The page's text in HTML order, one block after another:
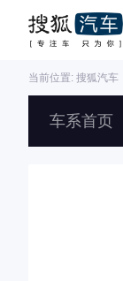
当前位置: 搜狐汽车
车系首页